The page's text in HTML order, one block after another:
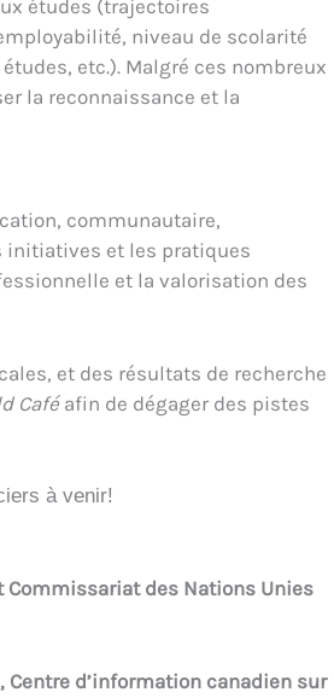
études (trajectoires
niveau de scolarité
etc.). Malgré ces nombreux
la reconnaissance et la
communautaire,
initiatives et les pratiques
et la valorisation des
et des résultats de recherche
Caféafin de dégager des pistes
à venir!
Commissariat des Nations Unies
Centre d’information canadien sur